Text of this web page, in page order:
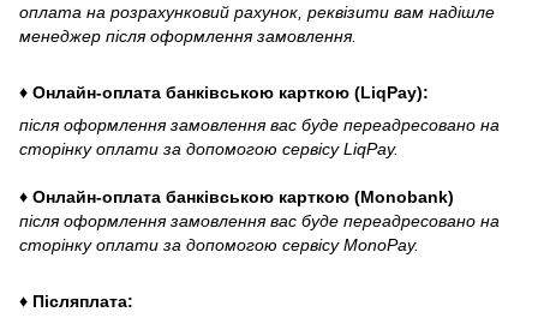
оплата на розрахунковий рахунок, реквізити вам надішле
менеджер після оформлення замовлення.
♦ Онлайн-оплата банківською карткою (LiqPay):
після оформлення замовлення вас буде переадресовано на
сторінку оплати за допомогою сервісу LiqPay.
♦ Онлайн-оплата банківською карткою (Monobank)
після оформлення замовлення вас буде переадресовано на
сторінку оплати за допомогою сервісу MonoPay.
♦ Післяплата: